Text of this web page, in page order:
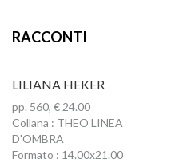
RACCONTI
LILIANA HEKER
pp. 560, € 24.00
Collana : THEO LINEA
D'OMBRA
Formato : 14.00x21.00